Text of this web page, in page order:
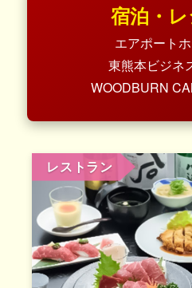
宿泊・
エアポート
東熊本ビジネ
WOODBURN
レストラン